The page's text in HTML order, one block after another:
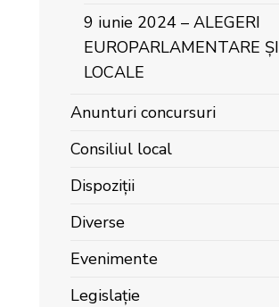
9 iunie 2024 – ALEGERI
EUROPARLAMENTARE ȘI
LOCALE
Anunturi concursuri
Consiliul local
Dispoziții
Diverse
Evenimente
Legislație